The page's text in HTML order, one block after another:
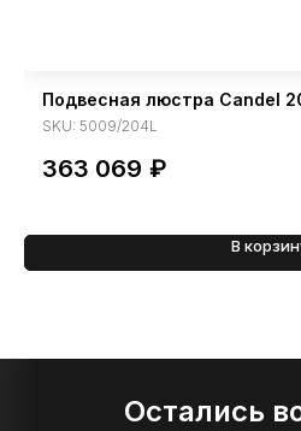
Подвесная люстра Candel
SKU: 5009/204L
363 069 ₽
В
Остались